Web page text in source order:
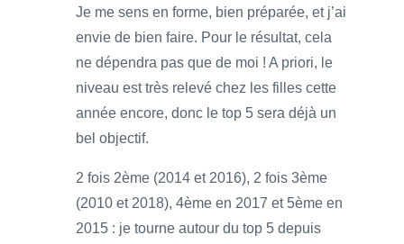
Je me sens en forme, bien préparée, et j’ai
envie de bien faire. Pour le résultat, cela
ne dépendra pas que de moi ! A priori, le
niveau est très relevé chez les filles cette
année encore, donc le top 5 sera déjà un
bel objectif.
2 fois 2ème (2014 et 2016), 2 fois 3ème
(2010 et 2018), 4ème en 2017 et 5ème en
2015 : je tourne autour du top 5 depuis